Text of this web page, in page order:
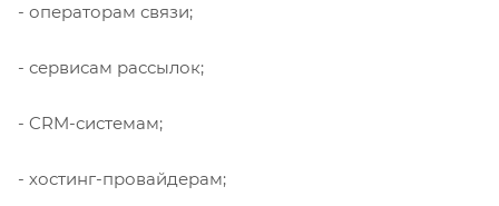
- операторам связи;
- сервисам рассылок;
- CRM-системам;
- хостинг-провайдерам;